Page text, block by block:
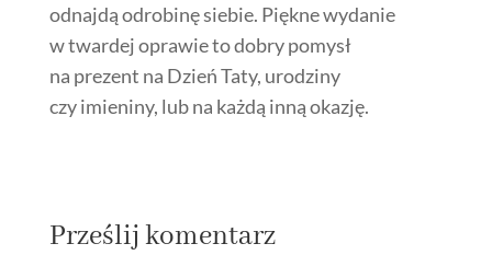
odnajdą odrobinę siebie. Piękne wydanie
w twardej oprawie to dobry pomysł
na prezent na Dzień Taty, urodziny
czy imieniny, lub na każdą inną okazję.
Prześlij komentarz